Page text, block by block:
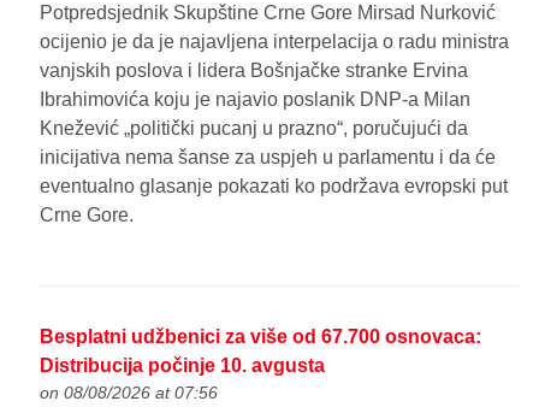
Potpredsjednik Skupštine Crne Gore Mirsad Nurković
ocijenio je da je najavljena interpelacija o radu ministra
vanjskih poslova i lidera Bošnjačke stranke Ervina
Ibrahimovića koju je najavio poslanik DNP-a Milan
Knežević „politički pucanj u prazno“, poručujući da
inicijativa nema šanse za uspjeh u parlamentu i da će
eventualno glasanje pokazati ko podržava evropski put
Crne Gore.
Besplatni udžbenici za više od 67.700 osnovaca:
Distribucija počinje 10. avgusta
on 08/08/2026 at 07:56